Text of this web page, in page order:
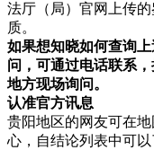
法厅（局）官网上传
质。
如果想知晓如何查询
问，可通过电话联系，
地方现场询问。
认准官方讯息
贵阳地区的网友可在
心，自结论列表中可